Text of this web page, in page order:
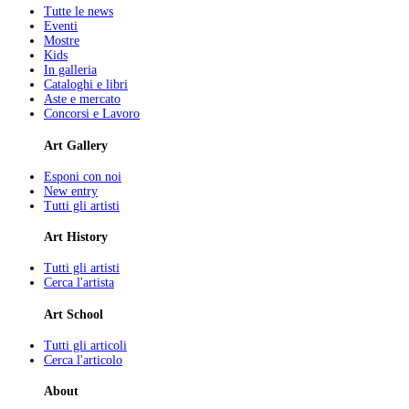
Tutte le news
Eventi
Mostre
Kids
In galleria
Cataloghi e libri
Aste e mercato
Concorsi e Lavoro
Art Gallery
Esponi con noi
New entry
Tutti gli artisti
Art History
Tutti gli artisti
Cerca l'artista
Art School
Tutti gli articoli
Cerca l'articolo
About